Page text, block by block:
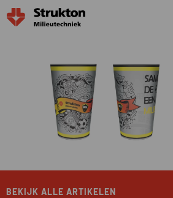
BEKIJK ALLE ARTIKELEN